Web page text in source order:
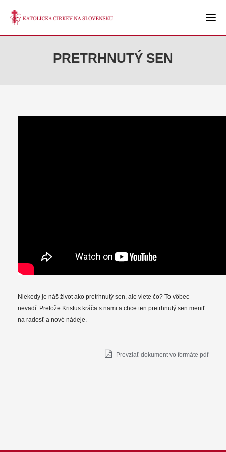
PRETRHNUTÝ SEN
Niekedy je náš život ako pretrhnutý sen, ale viete čo? To vôbec
nevadí. Pretože Kristus kráča s nami a chce ten pretrhnutý sen meniť
na radosť a nové nádeje.
Prevziať dokument vo formáte pdf